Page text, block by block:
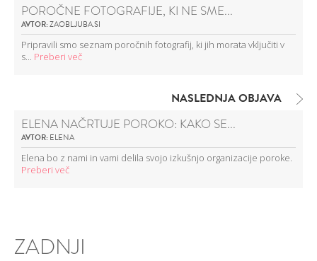
POROČNE FOTOGRAFIJE, KI NE SME...
AVTOR:ZAOBLJUBA.SI
Pripravili smo seznam poročnih fotografij, ki jih morata vključiti v
s... Preberi več
NASLEDNJA OBJAVA
ELENA NAČRTUJE POROKO: KAKO SE...
AVTOR: ELENA
Elena bo z nami in vami delila svojo izkušnjo organizacije poroke.
Preberi več
ZADNJI